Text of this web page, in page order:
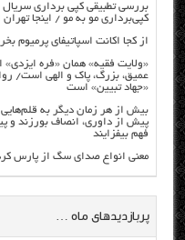
بررسی تطبیقی کپی برداری
کپی‌برداری مو به مو / اینجا
از کجا اکانت اسپاتیفای پرمیوم بخریم؟ معرفی ۴
«ولایت فقیه» همان «فره
عمیق، بزرگ، پاک و الهی است/
«جهاد تبیین» است
بیش از هر زمان دیگر به
پیش از داوری، انصاف بورزند و
فهم بیفزایند
معنی انواع صدای سگ از پارس
پربازدیدهای ماه …